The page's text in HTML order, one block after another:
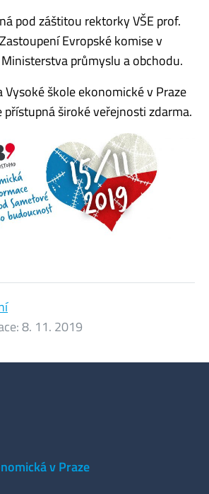
pod záštitou rektorky VŠE prof.
Evropské komise v
Ministerstva průmyslu a obchodu.
Vysoké škole ekonomické v Praze
přístupná široké veřejnosti zdarma.
8. 11. 2019
v Praze